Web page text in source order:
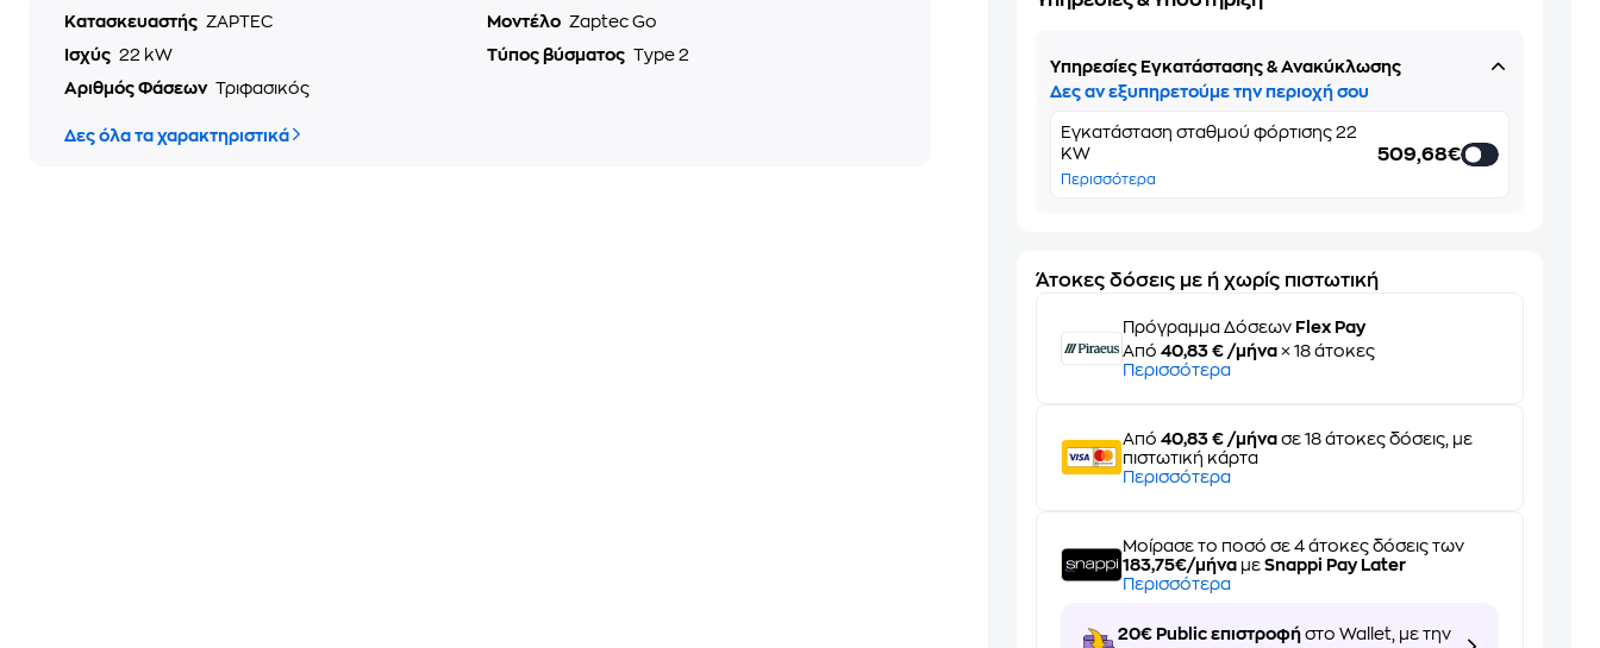
Κατασκευαστής ZAPTEC Μοντέλο Zaptec Go
Ισχύς 22 kW Τύπος βύσματος Type 2
Αριθμός Φάσεων Τριφασικός
Δες όλα τα χαρακτηριστικά
Υπηρεσίες Εγκατάστασης & Ανακύκλωσης
Δες αν εξυπηρετούμε την περιοχή σου
Εγκατάσταση σταθμού φόρτισης 22
KW
Περισσότερα
509,68€
Άτοκες δόσεις με ή χωρίς πιστωτική
Πρόγραμμα Δόσεων Flex Pay
Από40,83 € /μήνα × 18 άτοκες
Περισσότερα
Από40,83 € /μήνα σε 18 άτοκες δόσεις, με
πιστωτική κάρτα
Περισσότερα
Μοίρασε το ποσό σε 4 άτοκες δόσεις των
183,75€/μήνα μεSnappi Pay Later
Περισσότερα
20€ Public επιστροφή στο Wallet, με την